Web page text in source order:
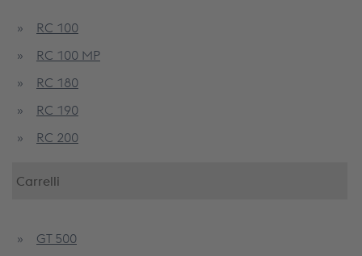
RC 100
RC 100 MP
RC 180
RC 190
RC 200
Carrelli
GT 500